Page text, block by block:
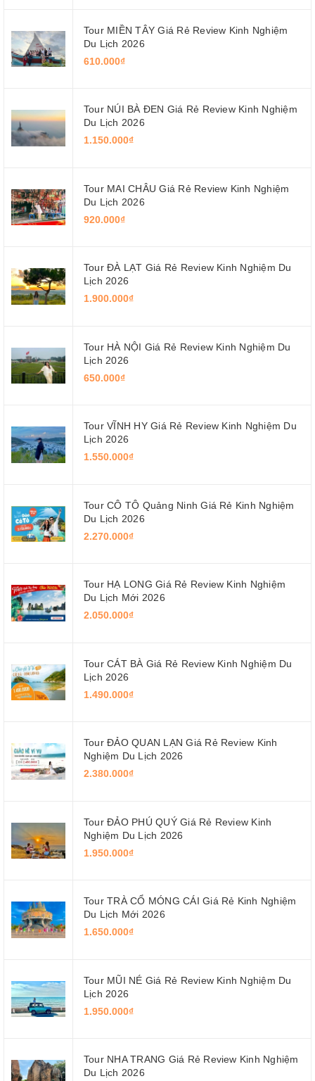
Tour MIỀN TÂY Giá Rẻ Review Kinh Nghiệm
Du Lịch 2026
610.000₫
Tour NÚI BÀ ĐEN Giá Rẻ Review Kinh Nghiệm
Du Lịch 2026
1.150.000₫
Tour MAI CHÂU Giá Rẻ Review Kinh Nghiệm
Du Lịch 2026
920.000₫
Tour ĐÀ LẠT Giá Rẻ Review Kinh Nghiệm Du
Lịch 2026
1.900.000₫
Tour HÀ NỘI Giá Rẻ Review Kinh Nghiệm Du
Lịch 2026
650.000₫
Tour VĨNH HY Giá Rẻ Review Kinh Nghiệm Du
Lịch 2026
1.550.000₫
Tour CÔ TÔ Quảng Ninh Giá Rẻ Kinh Nghiệm
Du Lịch 2026
2.270.000₫
Tour HẠ LONG Giá Rẻ Review Kinh Nghiệm
Du Lịch Mới 2026
2.050.000₫
Tour CÁT BÀ Giá Rẻ Review Kinh Nghiệm Du
Lịch 2026
1.490.000₫
Tour ĐẢO QUAN LẠN Giá Rẻ Review Kinh
Nghiệm Du Lịch 2026
2.380.000₫
Tour ĐẢO PHÚ QUÝ Giá Rẻ Review Kinh
Nghiệm Du Lịch 2026
1.950.000₫
Tour TRÀ CỔ MÓNG CÁI Giá Rẻ Kinh Nghiệm
Du Lịch Mới 2026
1.650.000₫
Tour MŨI NÉ Giá Rẻ Review Kinh Nghiệm Du
Lịch 2026
1.950.000₫
Tour NHA TRANG Giá Rẻ Review Kinh Nghiệm
Du Lịch 2026